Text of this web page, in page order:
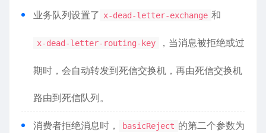
业务队列设置了 x-dead-letter-exchange 和
x-dead-letter-routing-key ，当消息被拒绝或过
期时，会自动转发到死信交换机，再由死信交换机
路由到死信队列。
消费者拒绝消息时， basicReject 的第二个参数为